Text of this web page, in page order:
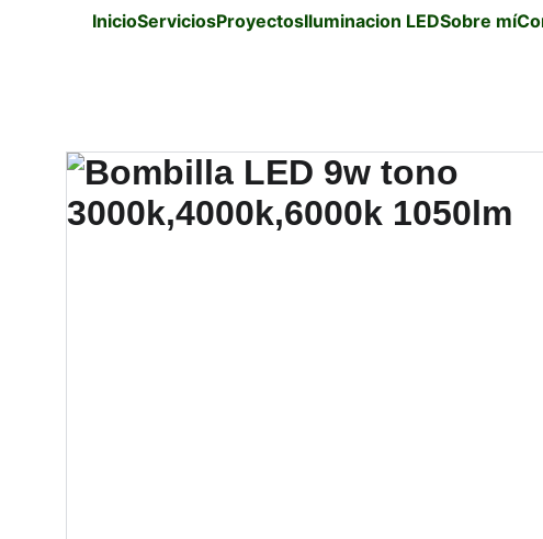
InicioServiciosProyectosIluminacion LEDSobre mí